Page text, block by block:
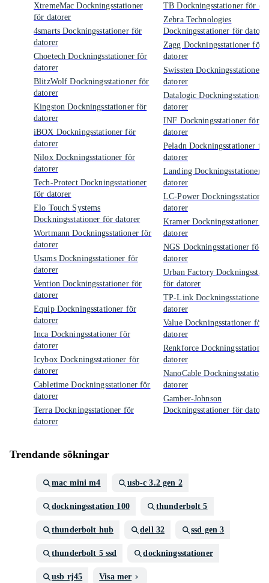
XtremeMac Dockningsstationer
för datorer
4smarts Dockningsstationer för
datorer
Choetech Dockningsstationer för
datorer
BlitzWolf Dockningsstationer för
datorer
Kingston Dockningsstationer för
datorer
iBOX Dockningsstationer för
datorer
Nilox Dockningsstationer för
datorer
Tech-Protect Dockningsstationer
för datorer
Elo Touch Systems
Dockningsstationer för datorer
Wortmann Dockningsstationer för
datorer
Usams Dockningsstationer för
datorer
Vention Dockningsstationer för
datorer
Equip Dockningsstationer för
datorer
Inca Dockningsstationer för
datorer
Icybox Dockningsstationer för
datorer
Cabletime Dockningsstationer för
datorer
Terra Dockningsstationer för
datorer
TB Dockningsstationer för
Zebra Technologies
Dockningsstationer för
Zagg Dockningsstationer för
datorer
Swissten Dockningsstationer
datorer
Datalogic Dockningsstationer
datorer
INF Dockningsstationer för
datorer
Peladn Dockningsstationer för
datorer
Landing Dockningsstationer
datorer
LC-Power
datorer
Kramer Dockningsstationer
datorer
NGS Dockningsstationer för
datorer
Urban Factory
för datorer
TP-Link Dockningsstationer
datorer
Value Dockningsstationer för
datorer
Renkforce
datorer
NanoCable
datorer
Gamber-Johnson
Dockningsstationer för
Trendande sökningar
mac mini m4 usb-c 3.2 gen 2
dockningsstation 100 thunderbolt 5
thunderbolt hub dell 32 ssd gen 3
thunderbolt 5 ssd dockningsstationer
usb rj45 Visa mer